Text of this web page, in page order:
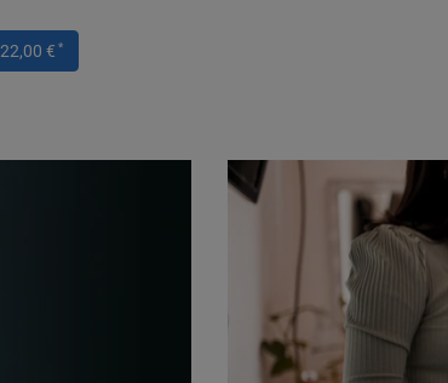
22,00 € *